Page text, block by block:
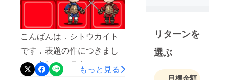
ンや細かい機能面はまだゆ
るゆるですが，ゲームとし
ての機能は大丈夫と思いま
す．β版のオンライン人口は
とても少なくなると思いま
こんばんは．シトウカイト
です．表題の件につきまし
て．当初，３月末にテスト
もっと見る
ンスとし
て，医療現
場や予備校
など様々な
リターンを
選ぶ
目標金額